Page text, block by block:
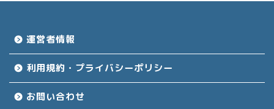
運営者情報
利用規約・プライバシーポリシー
お問い合わせ